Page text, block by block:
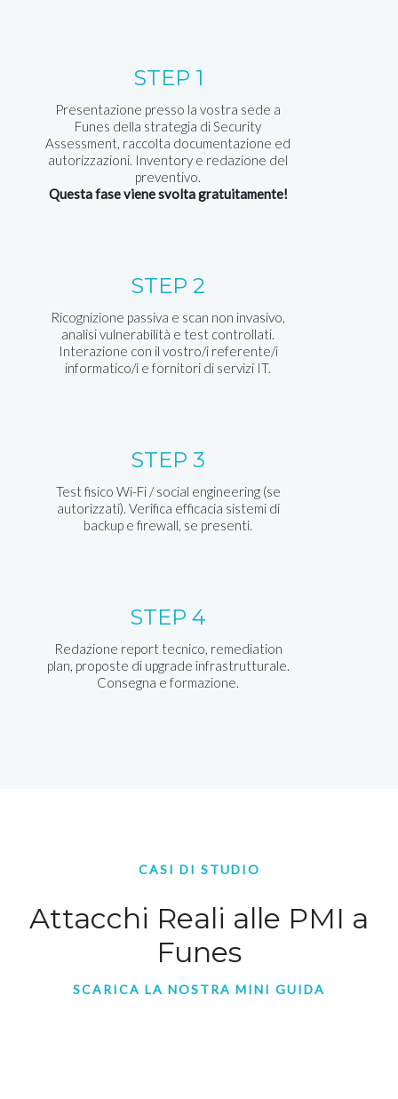
STEP 1
Presentazione presso la vostra sede a
Funes della strategia di Security
Assessment, raccolta documentazione ed
autorizzazioni. Inventory e redazione del
preventivo.
Questa fase viene svolta gratuitamente!
STEP 2
Ricognizione passiva e scan non invasivo,
analisi vulnerabilità e test controllati.
Interazione con il vostro/i referente/i
informatico/i e fornitori di servizi IT.
STEP 3
Test fisico Wi-Fi / social engineering (se
autorizzati). Verifica efficacia sistemi di
backup e firewall, se presenti.
STEP 4
Redazione report tecnico, remediation
plan, proposte di upgrade infrastrutturale.
Consegna e formazione.
CASI DI STUDIO
Attacchi Reali alle PMI a
Funes
SCARICA LA NOSTRA MINI GUIDA